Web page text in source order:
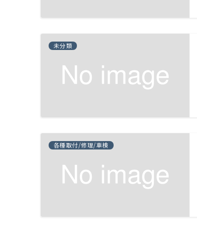
未分類
各種取付/修理/車検